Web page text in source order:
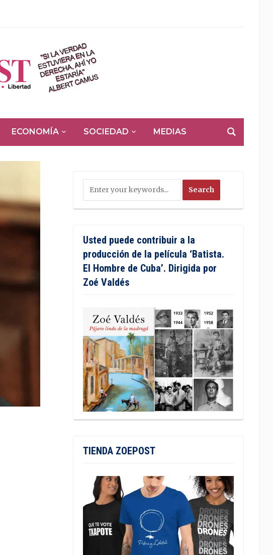
ECONOMÍA SOCIEDAD MEDIAS
Usted puede contribuir a la
producción de la película ‘Batista.
El Hombre de Cuba’. Dirigida por
Zoé Valdés
TIENDA ZOEPOST